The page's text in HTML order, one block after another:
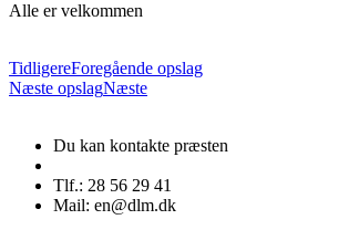
Alle er velkommen
TidligereForegående opslag
Næste opslagNæste
Du kan kontakte præsten
Tlf.: 28 56 29 41
Mail: en@dlm.dk